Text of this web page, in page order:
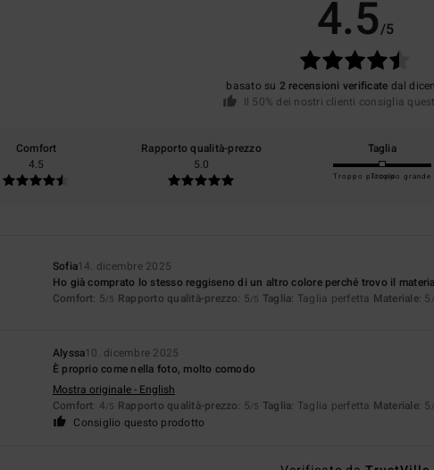
4.5/5
basato su 2 recensioni verificate dal
Il 50% dei nostri clienti consiglia
Comfort
4.5
Rapporto qualità-prezzo
5.0
Taglia
Troppo piccoloTroppo grande
Sofia14. dicembre 2025
Ho già comprato lo stesso reggiseno di un altro colore perché trovo il
Comfort: 5/5 Rapporto qualità-prezzo: 5/5 Taglia: Taglia perfetta Materiale: 5
Alyssa10. dicembre 2025
È proprio come nella foto, molto comodo
Mostra originale - English
Comfort: 4/5 Rapporto qualità-prezzo: 5/5 Taglia: Taglia perfetta Materiale: 5
Consiglio questo prodotto